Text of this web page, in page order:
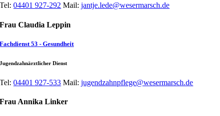
Tel: 04401 927-292 Mail: jantje.lede@wesermarsch.de
Frau Claudia Leppin
Fachdienst 53 - Gesundheit
Jugendzahnärztlicher Dienst
Tel: 04401 927-533 Mail: jugendzahnpflege@wesermarsch.de
Frau Annika Linker